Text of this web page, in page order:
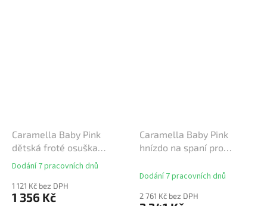
Caramella Baby Pink
dětská froté osuška
růžová
Průměrné
produktu
je
Dodání 7 pracovních dnů
1 121 Kč bez DPH
1 356 Kč
Caramella Baby Pink
hnízdo na spaní pro
Dodání 7 pracovních dnů
2 761 Kč bez DPH